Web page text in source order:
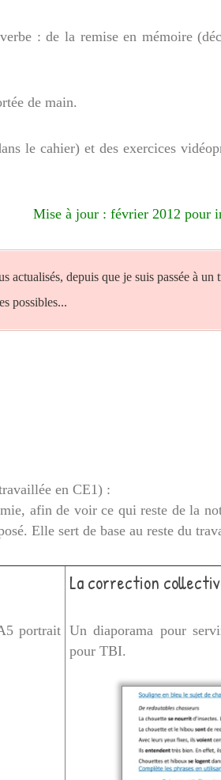
: de la remise en mémoire
de main.
le cahier) et des exercices
Mise à jour : février 2012 pour
actualisés, depuis que je suis passée à
possibles...
en CE1) :
afin de voir ce qui reste de la
Elle sert de base au reste du
portrait
La correction
Un diaporama pour
pour TBI.